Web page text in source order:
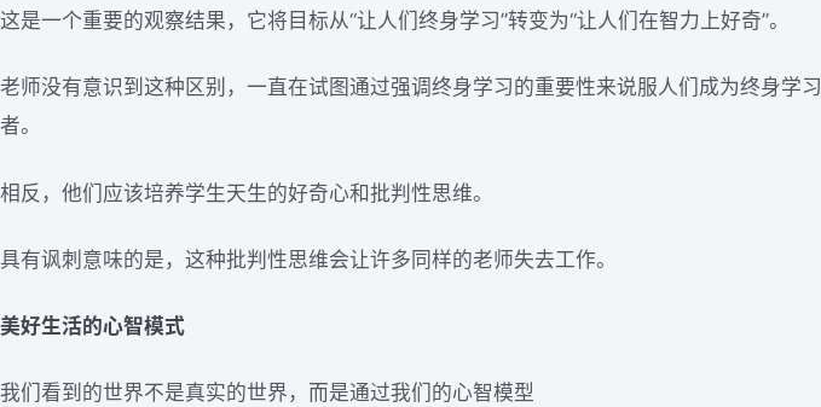
这是一个重要的观察结果，它将目标从“让人们终身学习”转变为“让人们在智力上好奇”。
老师没有意识到这种区别，一直在试图通过强调终身学习的重要性来说服人们成为终身学习
者。
相反，他们应该培养学生天生的好奇心和批判性思维。
具有讽刺意味的是，这种批判性思维会让许多同样的老师失去工作。
美好生活的心智模式
我们看到的世界不是真实的世界，而是通过我们的心智模型